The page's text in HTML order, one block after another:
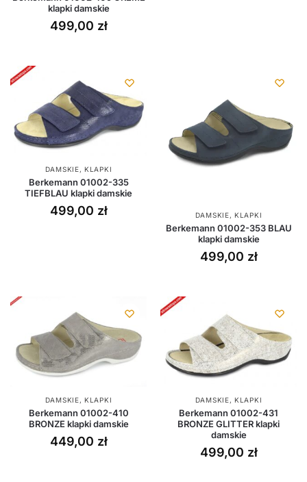
klapki damskie
499,00 zł
DAMSKIE,KLAPKI
Berkemann 01002-335
TIEFBLAU klapki damskie
499,00 zł DAMSKIE,KLAPKI
Berkemann 01002-353 BLAU
klapki damskie
499,00 zł
DAMSKIE,KLAPKI
Berkemann 01002-410
BRONZE klapki damskie
449,00 zł
DAMSKIE,KLAPKI
Berkemann 01002-431
BRONZE GLITTER klapki
damskie
499,00 zł